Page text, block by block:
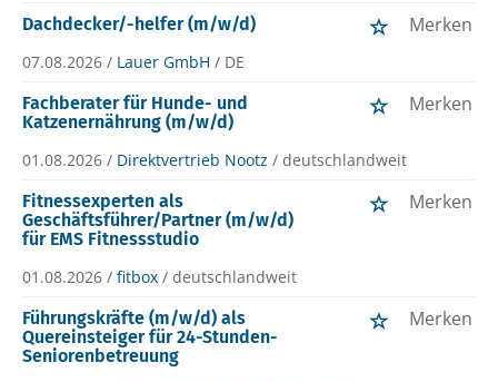
Dachdecker/-helfer (m/w/d)
Merken
07.08.2026 / Lauer GmbH / DE
Fachberater für Hunde- und
Katzenernährung (m/w/d)
Merken
01.08.2026 / Direktvertrieb Nootz / deutschlandweit
Fitnessexperten als
Geschäftsführer/Partner (m/w/d)
für EMS Fitnessstudio
Merken
01.08.2026 / fitbox / deutschlandweit
Führungskräfte (m/w/d) als
Quereinsteiger für 24-Stunden-
Seniorenbetreuung
Merken